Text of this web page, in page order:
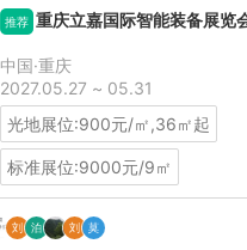
推荐 重庆立嘉国际智能装备展览
中国·重庆
2027.05.27 ~ 05.31
光地展位:900元/㎡,36㎡起
标准展位:9000元/9㎡